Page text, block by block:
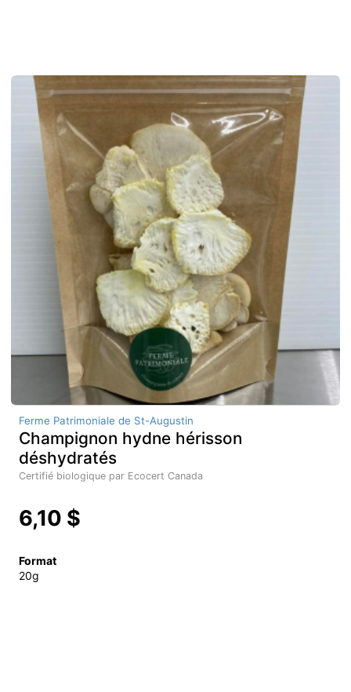
Ferme Patrimoniale de St-Augustin
Champignon hydne hérisson
déshydratés
Certifié biologique par Ecocert Canada
6,10 $
Format
20g